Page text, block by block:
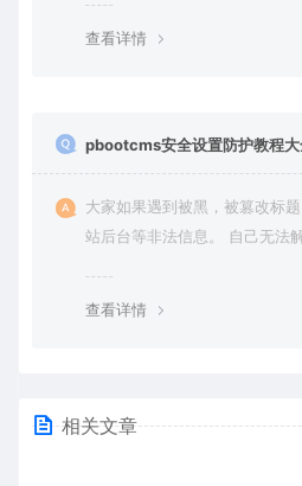
查看详情
pbootcms安全设置防护教程
大家如果遇到被黑，被篡改标
站后台等非法信息。 自己无法
查看详情
相关文章